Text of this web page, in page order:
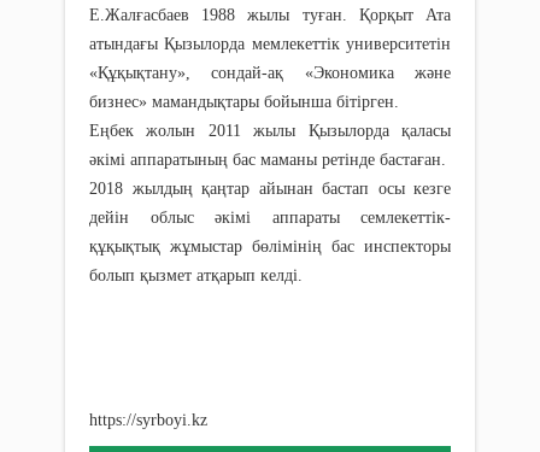
Е.Жалғасбаев 1988 жылы туған. Қорқыт Ата
атындағы Қызылорда мемлекеттік университетін
«Құқықтану», сондай-ақ «Экономика және
бизнес» мамандықтары бойынша бітірген.
Еңбек жолын 2011 жылы Қызылорда қаласы
әкімі аппаратының бас маманы ретінде бастаған.
2018 жылдың қаңтар айынан бастап осы кезге
дейін облыс әкімі аппараты семлекеттік-
құқықтық жұмыстар бөлімінің бас инспекторы
болып қызмет атқарып келді.
https://syrboyi.kz